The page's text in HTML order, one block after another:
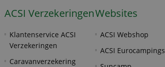
ACSI Verzekeringen
Klantenservice ACSI
Verzekeringen
Caravanverzekering
Websites
ACSI Webshop
ACSI Eurocampings